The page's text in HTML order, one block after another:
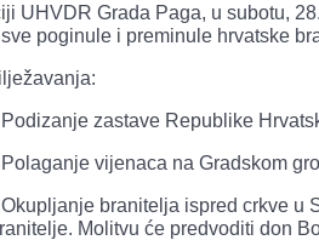
UHVDR Grada Paga, u subotu,
poginule i preminule hrvatske
zastave Republike
vijenaca na Gradskom
branitelja ispred crkve u
Molitvu će predvoditi don